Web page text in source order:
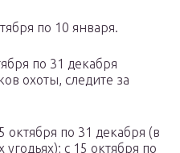
по 10 января.
по 31 декабря
охоты, следите за
по 31 декабря (в
с 15 октября по